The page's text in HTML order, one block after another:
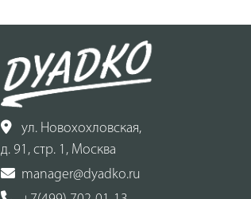
ул. Новохохловская,
д. 91, стр. 1, Москва
manager@dyadko.ru